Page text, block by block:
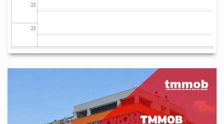
22
23